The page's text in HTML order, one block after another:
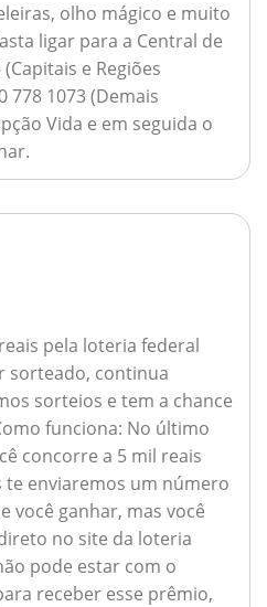
olho mágico e muito
ligar para a Central de
e Regiões
778 1073 (Demais
Vida e em seguida o
pela loteria federal
sorteado, continua
sorteios e tem a chance
funciona: No último
concorre a 5 mil reais
te enviaremos um número
você ganhar, mas você
no site da loteria
pode estar com o
receber esse prêmio,